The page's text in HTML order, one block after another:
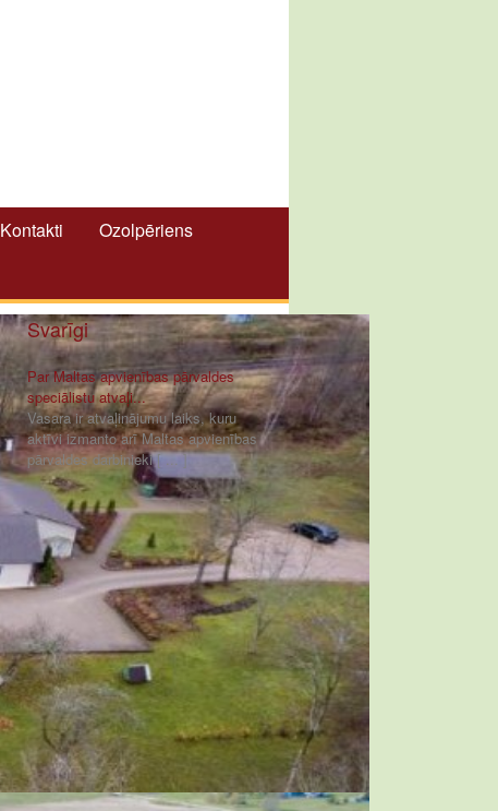
Kontakti
Ozolpēriens
Svarīgi
Par Maltas apvienības pārvaldes
speciālistu atvaļi...
Vasara ir atvaļinājumu laiks, kuru
aktīvi izmanto arī Maltas apvienības
pārvaldes darbinieki [ ... ]